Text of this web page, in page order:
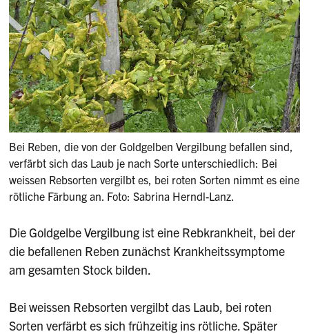
Bei Reben, die von der Goldgelben Vergilbung befallen sind,
verfärbt sich das Laub je nach Sorte unterschiedlich: Bei
weissen Rebsorten vergilbt es, bei roten Sorten nimmt es eine
rötliche Färbung an. Foto: Sabrina Herndl-Lanz.
Die Goldgelbe Vergilbung ist eine Rebkrankheit, bei der
die befallenen Reben zunächst Krankheitssymptome
am gesamten Stock bilden.
Bei weissen Rebsorten vergilbt das Laub, bei roten
Sorten verfärbt es sich frühzeitig ins rötliche. Später